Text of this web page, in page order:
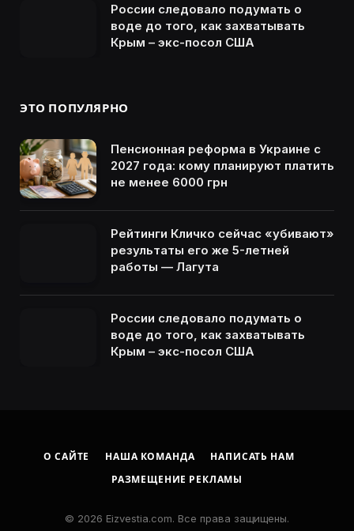
России следовало подумать о
воде до того, как захватывать
Крым – экс-посол США
ЭТО ПОПУЛЯРНО
Пенсионная реформа в Украине с
2027 года: кому планируют платить
не менее 6000 грн
Рейтинги Кличко сейчас «убивают»
результаты его же 5-летней
работы — Лагута
России следовало подумать о
воде до того, как захватывать
Крым – экс-посол США
О САЙТЕ НАША КОМАНДА
НАПИСАТЬ НАМ
РАЗМЕЩЕНИЕ РЕКЛАМЫ
© 2026 Eizvestia.com. Все права защищены.